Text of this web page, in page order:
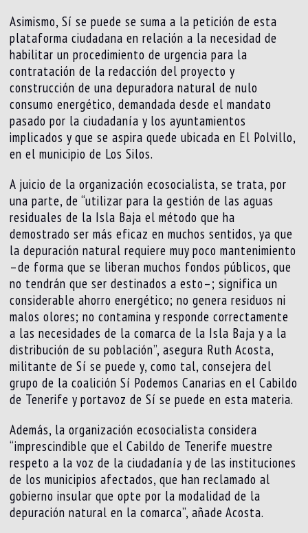
Asimismo, Sí se puede se suma a la petición de esta
plataforma ciudadana en relación a la necesidad de
habilitar un procedimiento de urgencia para la
contratación de la redacción del proyecto y
construcción de una depuradora natural de nulo
consumo energético, demandada desde el mandato
pasado por la ciudadanía y los ayuntamientos
implicados y que se aspira quede ubicada en El Polvillo,
en el municipio de Los Silos.
A juicio de la organización ecosocialista, se trata, por
una parte, de “utilizar para la gestión de las aguas
residuales de la Isla Baja el método que ha
demostrado ser más eficaz en muchos sentidos, ya que
la depuración natural requiere muy poco mantenimiento
–de forma que se liberan muchos fondos públicos, que
no tendrán que ser destinados a esto–; significa un
considerable ahorro energético; no genera residuos ni
malos olores; no contamina y responde correctamente
a las necesidades de la comarca de la Isla Baja y a la
distribución de su población”, asegura Ruth Acosta,
militante de Sí se puede y, como tal, consejera del
grupo de la coalición Sí Podemos Canarias en el Cabildo
de Tenerife y portavoz de Sí se puede en esta materia.
Además, la organización ecosocialista considera
“imprescindible que el Cabildo de Tenerife muestre
respeto a la voz de la ciudadanía y de las instituciones
de los municipios afectados, que han reclamado al
gobierno insular que opte por la modalidad de la
depuración natural en la comarca”, añade Acosta.